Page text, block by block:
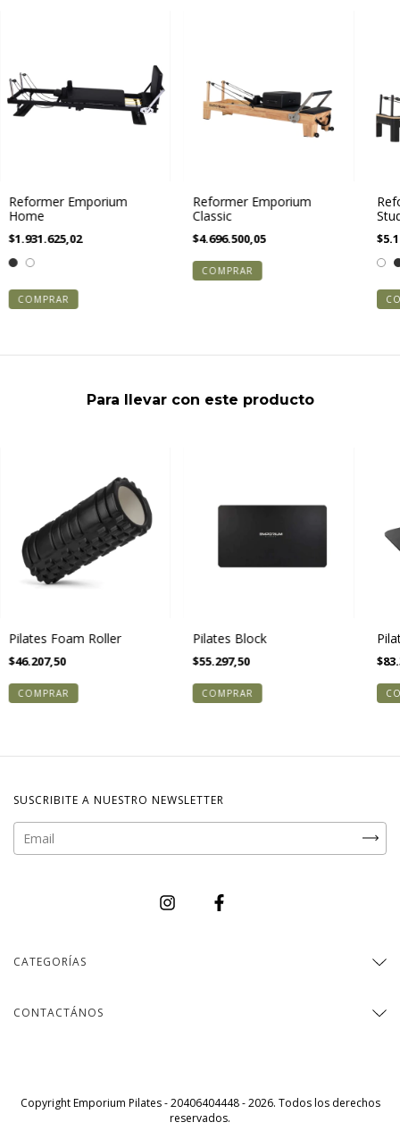
Reformer Emporium
Home
$1.931.625,02
COMPRAR
Reformer Emporium
Classic
$4.696.500,05
Para llevar con este producto
Pilates Foam Roller
$46.207,50
Pilates Block
$55.297,50
SUSCRIBITE A NUESTRO NEWSLETTER
CATEGORÍAS
CONTACTÁNOS
Copyright Emporium Pilates - 20406404448 - 2026. Todos los derechos
reservados.